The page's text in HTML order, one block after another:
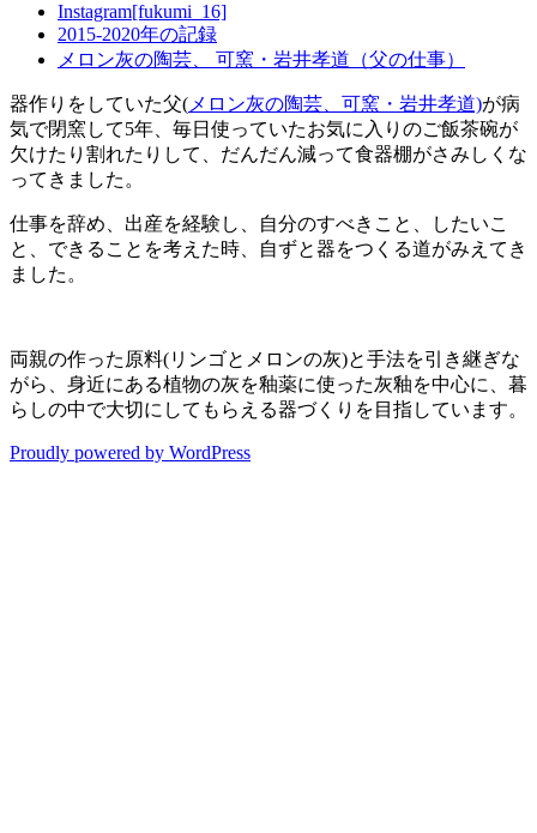
Instagram[fukumi_16]
2015-2020年の記録
メロン灰の陶芸、 可窯・岩井孝道（父の仕事）
器作りをしていた父( メロン灰の陶芸、可窯・岩井孝道)が病
気で閉窯して5年、毎日使っていたお気に入りのご飯茶碗が
欠けたり割れたりして、だんだん減って食器棚がさみしくな
ってきました。
仕事を辞め、出産を経験し、自分のすべきこと、したいこ
と、できることを考えた時、自ずと器をつくる道がみえてき
ました。
両親の作った原料(リンゴとメロンの灰)と手法を引き継ぎな
がら、身近にある植物の灰を釉薬に使った灰釉を中心に、暮
らしの中で大切にしてもらえる器づくりを目指しています。
Proudly powered by WordPress